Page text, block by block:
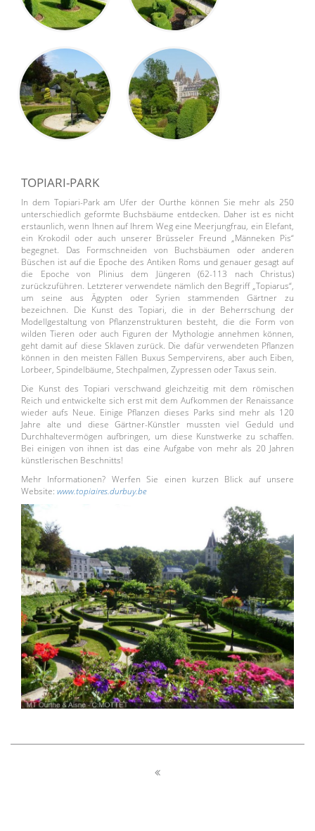
TOPIARI-PARK
In dem Topiari-Parkam Ufer der Ourthe können Sie mehr als 250
unterschiedlich geformte Buchsbäume entdecken. Daher ist es nicht
erstaunlich, wenn Ihnen auf Ihrem Weg eine Meerjungfrau, ein Elefant,
ein Krokodil oder auch unserer Brüsseler Freund „Männeken Pis“
begegnet. Das Formschneiden von Buchsbäumen oder anderen
Büschen ist auf die Epoche des Antiken Roms und genauer gesagt auf
die Epoche von Plinius dem Jüngeren (62-113 nach Christus)
zurückzuführen. Letzterer verwendete nämlich den Begriff „Topiarus“,
um seine aus Ägypten oder Syrien stammenden Gärtner zu
bezeichnen. Die Kunst des Topiari, die in der Beherrschung der
Modellgestaltung von Pflanzenstrukturen besteht, die die Form von
wilden Tieren oder auch Figuren der Mythologie annehmen können,
geht damit auf diese Sklaven zurück. Die dafür verwendeten Pflanzen
können in den meisten Fällen Buxus Sempervirens, aber auch Eiben,
Lorbeer, Spindelbäume, Stechpalmen, Zypressen oder Taxus sein.
Die Kunst des Topiari verschwand gleichzeitig mit dem römischen
Reich und entwickelte sich erst mit dem Aufkommen der Renaissance
wieder aufs Neue. Einige Pflanzen dieses Parks sind mehr als 120
Jahre alte und diese Gärtner-Künstler mussten viel Geduld und
Durchhaltevermögen aufbringen, um diese Kunstwerke zu schaffen.
Bei einigen von ihnen ist das eine Aufgabe von mehr als 20 Jahren
künstlerischen Beschnitts!
Mehr Informationen? Werfen Sie einen kurzen Blick auf unsere
Website: www.topiaires.durbuy.be